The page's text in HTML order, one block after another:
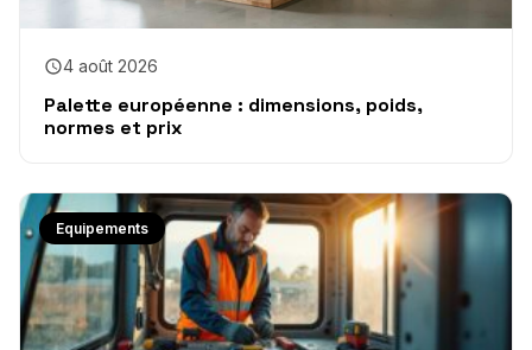
4 août 2026
Palette européenne : dimensions, poids,
normes et prix
Equipements